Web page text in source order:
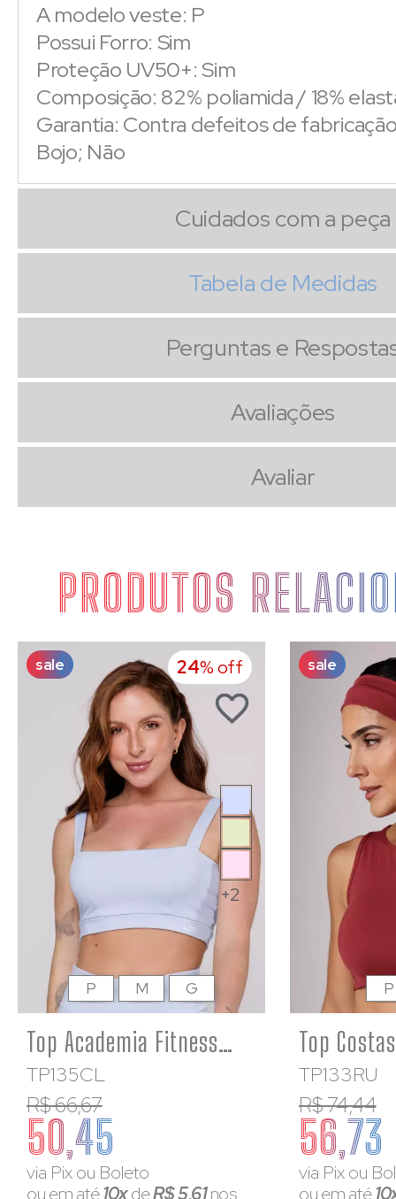
A modelo veste: P
Possui Forro: Sim
Proteção UV50+: Sim
Composição: 82% poliamida / 18%
Garantia: Contra defeitos de
Bojo; Não
Cuidados com a peça
Tabela de Medidas
Perguntas e
Avaliações
Avaliar
PRODUTOS
sale 24% off
+2
Top Academia Fitness Feminino Poliamida Azul Bebê Decote Quadrado
TP135CL
R$ 66,67
50,45
via Pix ou Boleto
ou em até10xdeR$ 5,61nos
P M G
sale
TP133RU
R$ 74,44
56,73
via Pix ou
ou em até
P